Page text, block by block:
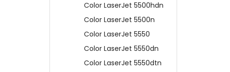
Color LaserJet 5500hdn
Color LaserJet 5500n
Color LaserJet 5550
Color LaserJet 5550dn
Color LaserJet 5550dtn